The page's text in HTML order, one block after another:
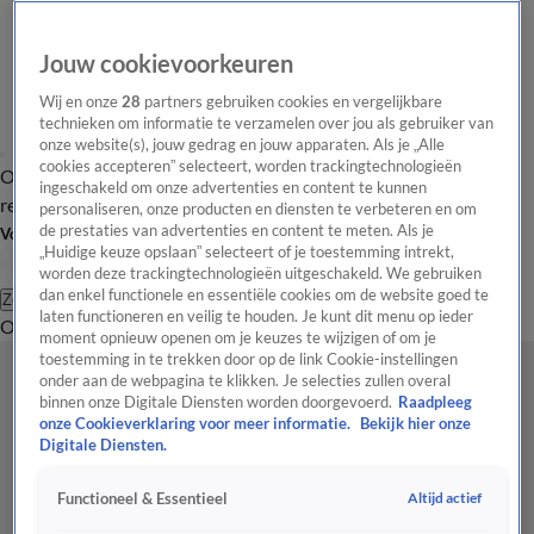
Overzicht Laatste nieuws Regionieuws Het beste van Hart
Tip de
redactie
Volg Hart van Nederland
Zoeken
OverzichtRegioUitzendingenWeerTip de redactiePanelVideo's
Jouw cookievoorkeuren
Wij en onze28 partners gebruiken cookies en vergelijkbare
technieken om informatie te verzamelen over jou als gebruiker van
onze website(s), jouw gedrag en jouw apparaten. Als je „Alle
cookies accepteren” selecteert, worden trackingtechnologieën
ingeschakeld om onze advertenties en content te kunnen
personaliseren, onze producten en diensten te verbeteren en om
de prestaties van advertenties en content te meten. Als je
„Huidige keuze opslaan” selecteert of je toestemming intrekt,
worden deze trackingtechnologieën uitgeschakeld. We gebruiken
dan enkel functionele en essentiële cookies om de website goed te
laten functioneren en veilig te houden. Je kunt dit menu op ieder
moment opnieuw openen om je keuzes te wijzigen of om je
toestemming in te trekken door op de link Cookie-instellingen
onder aan de webpagina te klikken. Je selecties zullen overal
binnen onze Digitale Diensten worden doorgevoerd. Raadpleeg
onze Cookieverklaring voor meer informatie.
Bekijk hier onze
Digitale Diensten.
Functioneel & Essentieel Altijd actief